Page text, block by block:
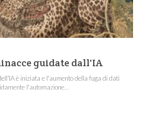
guidate dall'IA
è iniziata e l'aumento della fuga di dati
l'automazione...